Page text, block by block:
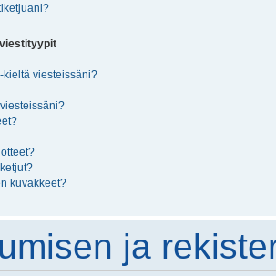
kieltä viesteissäni?
kuvakkeet?
ja